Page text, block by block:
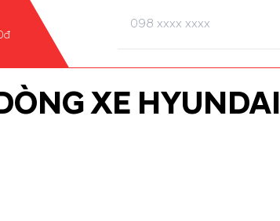
XE HYUNDAI